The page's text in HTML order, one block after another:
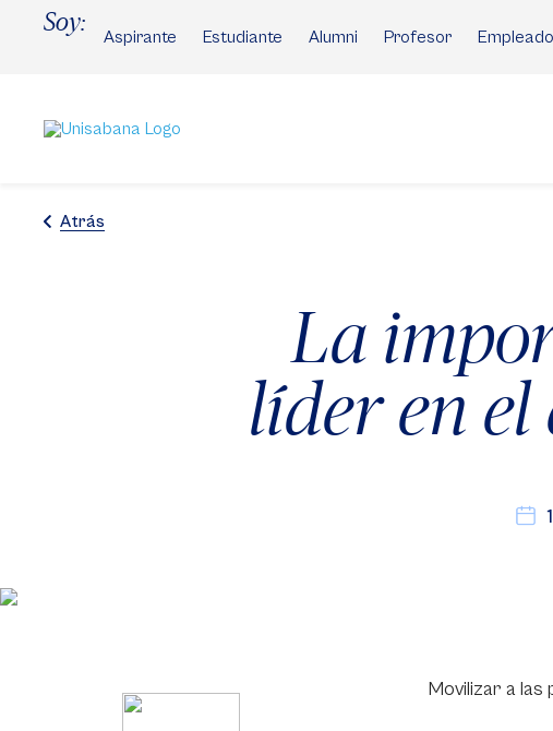
Soy:
Aspirante Estudiante Alumni Profesor Empleado
Atrás
La
líder en
Movilizar a